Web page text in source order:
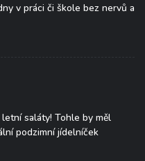
v práci či škole bez nervů a
saláty! Tohle by měl
podzimní jídelníček